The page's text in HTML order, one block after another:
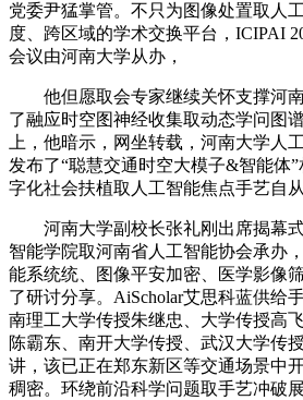
党委尹猛掌管。不只为图像处置取人
度、跨区域的学术交换平台，ICIPAI
会议由河南大学从办，
他但愿取会专家继续关怀支撑河南
了融应时空图神经收集取动态学问图
上，他暗示，网坐转载，河南大学人
发布了“聪慧交通时空大模子&智能体
字化社会扶植取人工智能焦点手艺自
河南大学副校长张礼刚出席揭幕式
智能学院取河南省人工智能协会承办
能系统统、图像平安加密、医学影像
了研讨分享。AiScholar艾思科蓝供给
南理工大学传授朱继忠、大学传授高
陈霸东、南开大学传授、武汉大学传
讲，该已正在郑东新区等交通场景中
稠密。环绕前沿科学问题取手艺冲破